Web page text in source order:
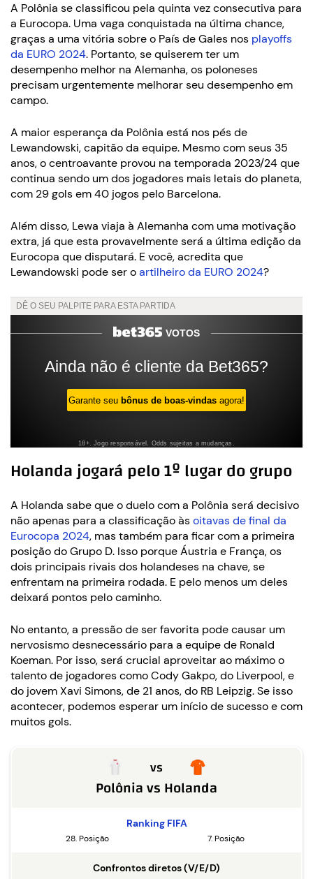
A Polônia se classificou pela quinta vez consecutiva para
a Eurocopa. Uma vaga conquistada na última chance,
graças a uma vitória sobre o País de Gales nos playoffs
da EURO 2024. Portanto, se quiserem ter um
desempenho melhor na Alemanha, os poloneses
precisam urgentemente melhorar seu desempenho em
campo.
A maior esperança da Polônia está nos pés de
Lewandowski, capitão da equipe. Mesmo com seus 35
anos, o centroavante provou na temporada 2023/24 que
continua sendo um dos jogadores mais letais do planeta,
com 29 gols em 40 jogos pelo Barcelona.
Além disso, Lewa viaja à Alemanha com uma motivação
extra, já que esta provavelmente será a última edição da
Eurocopa que disputará. E você, acredita que
Lewandowski pode ser oartilheiro da EURO 2024?
Holanda jogará pelo 1º lugar do grupo
A Holanda sabe que o duelo com a Polônia será decisivo
não apenas para a classificação àsoitavas de final da
Eurocopa 2024, mas também para ficar com a primeira
posição do Grupo D. Isso porque Áustria e França, os
dois principais rivais dos holandeses na chave, se
enfrentam na primeira rodada. E pelo menos um deles
deixará pontos pelo caminho.
No entanto, a pressão de ser favorita pode causar um
nervosismo desnecessário para a equipe de Ronald
Koeman. Por isso, será crucial aproveitar ao máximo o
talento de jogadores como Cody Gakpo, do Liverpool, e
do jovem Xavi Simons, de 21 anos, do RB Leipzig. Se isso
acontecer, podemos esperar um início de sucesso e com
muitos gols.
vs
PolôniavsHolanda
Ranking FIFA
28. Posição 7. Posição
Confrontos diretos (V/E/D)